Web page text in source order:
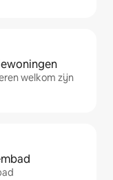
welkom zijn